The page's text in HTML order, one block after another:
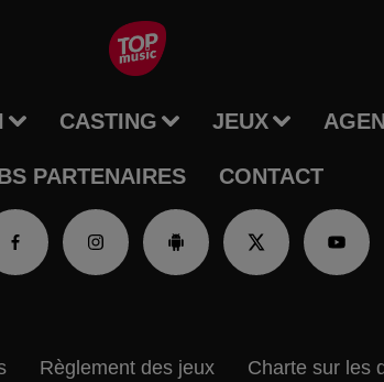
CASTING JEUX
PARTENAIRES CONTACT
Règlement des jeux Charte sur les